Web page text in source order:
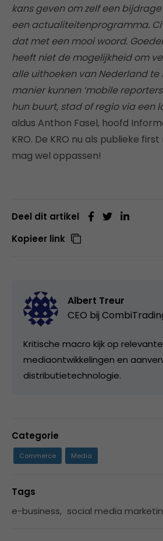
kans geven om zelf een
een actualiteitenprogramma.
dat met een mooi woord.
heeft niet de mogelijkheid om
alle uithoeken van Nederland te
manier kunnen ‘mobile
hun buurt, stad of regio via een
aldus Anthon Fasel, hoofd
KRO. De KRO nu als publieke
mag wel oppassen!
Deel dit artikel
Kopieer link
Albert Treur
CEO bij
Kritische macro kijk op relevante
mediaontwikkelingen en
distributietechnologie.
Categorie
Commerce Media
Tags
e-business, social media